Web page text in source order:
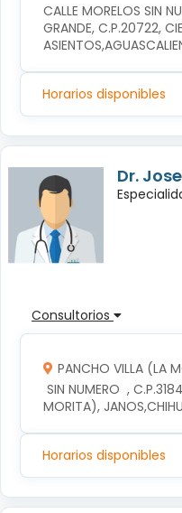
CALLE MORELOS SIN
GRANDE, C.P.20722,
Horarios disponibles
Dr.
Consultorios
PANCHO VILLA (LA
MORITA),
Horarios disponibles